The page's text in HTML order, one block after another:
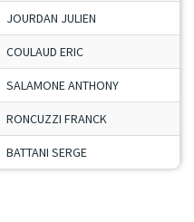
JOURDAN JULIEN
COULAUD ERIC
SALAMONE ANTHONY
RONCUZZI FRANCK
BATTANI SERGE